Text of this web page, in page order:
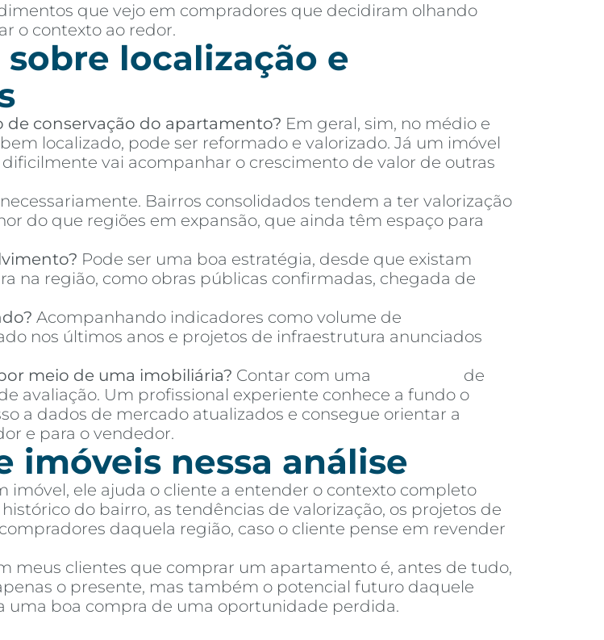
que vejo em compradores que decidiram olhando
o contexto ao redor.
localização e
conservação do apartamento? Em geral, sim, no médio e
localizado, pode ser reformado e valorizado. Já um imóvel
vai acompanhar o crescimento de valor de outras
Bairros consolidados tendem a ter valorização
do que regiões em expansão, que ainda têm espaço para
Pode ser uma boa estratégia, desde que existam
na região, como obras públicas confirmadas, chegada de
Acompanhando indicadores como volume de
nos últimos anos e projetos de infraestrutura anunciados
meio de uma imobiliária? Contar com uma
de
avaliação. Um profissional experiente conhece a fundo o
a dados de mercado atualizados e consegue orientar a
e para o vendedor.
imóveis nessa análise
imóvel, ele ajuda o cliente a entender o contexto completo
do bairro, as tendências de valorização, os projetos de
daquela região, caso o cliente pense em revender
meus clientes que comprar um apartamento é, antes de tudo,
o presente, mas também o potencial futuro daquele
uma boa compra de uma oportunidade perdida.